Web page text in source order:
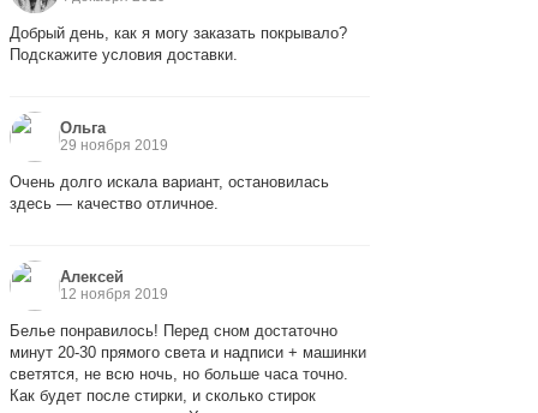
Добрый день, как я могу заказать покрывало?
Подскажите условия доставки.
Ольга
29 ноября 2019
Очень долго искала вариант, остановилась
здесь — качество отличное.
Алексей
12 ноября 2019
Белье понравилось! Перед сном достаточно
минут 20-30 прямого света и надписи + машинки
светятся, не всю ночь, но больше часа точно.
Как будет после стирки, и сколько стирок